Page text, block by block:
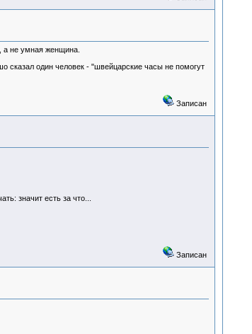
а не умная женщина.
один человек - "швейцарские часы не помогут
Записан
значит есть за что...
Записан